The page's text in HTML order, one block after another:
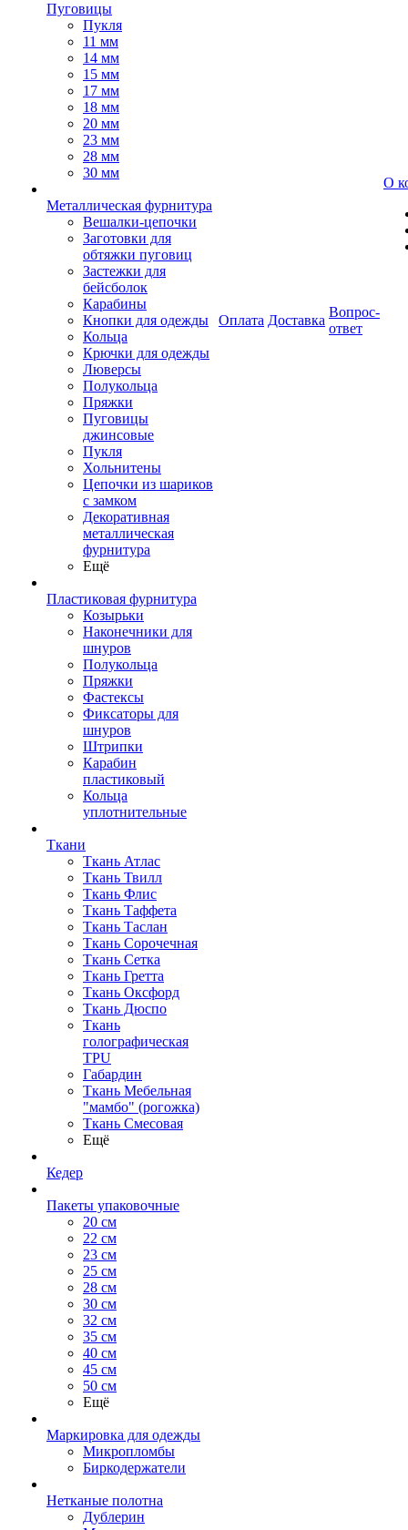
Пуговицы
Пукля
11 мм
14 мм
15 мм
17 мм
18 мм
20 мм
23 мм
28 мм
30 мм
Металлическая фурнитура
Вешалки-цепочки
Заготовки для
обтяжки пуговиц
Застежки для
бейсболок
Карабины
Кнопки для одежды
Кольца
Крючки для одежды
Люверсы
Полукольца
Пряжки
Пуговицы
джинсовые
Пукля
Хольнитены
Цепочки из шариков
с замком
Декоративная
металлическая
фурнитура
Ещё
Пластиковая фурнитура
Козырьки
Наконечники для
шнуров
Полукольца
Пряжки
Фастексы
Фиксаторы для
шнуров
Штрипки
Карабин
пластиковый
Кольца
уплотнительные
Ткани
Ткань Атлас
Ткань Твилл
Ткань Флис
Ткань Таффета
Ткань Таслан
Ткань Сорочечная
Ткань Сетка
Ткань Гретта
Ткань Оксфорд
Ткань Дюспо
Ткань
голографическая
TPU
Габардин
Ткань Мебельная
"мамбо" (рогожка)
Ткань Смесовая
Ещё
Кедер
Пакеты упаковочные
20 см
22 см
23 см
25 см
28 см
30 см
32 см
35 см
40 см
45 см
50 см
Ещё
Маркировка для одежды
Микропломбы
Биркодержатели
Нетканые полотна
Дублерин
Оплата Доставка
Вопрос-
ответ
О